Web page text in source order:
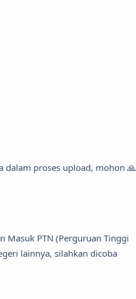
dalam proses upload, mohon 🙏
Masuk PTN (Perguruan Tinggi
lainnya, silahkan dicoba